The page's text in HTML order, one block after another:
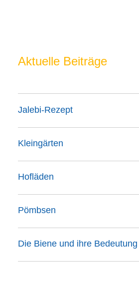
Aktuelle Beiträge
Jalebi-Rezept
Kleingärten
Hofläden
Pömbsen
Die Biene und ihre